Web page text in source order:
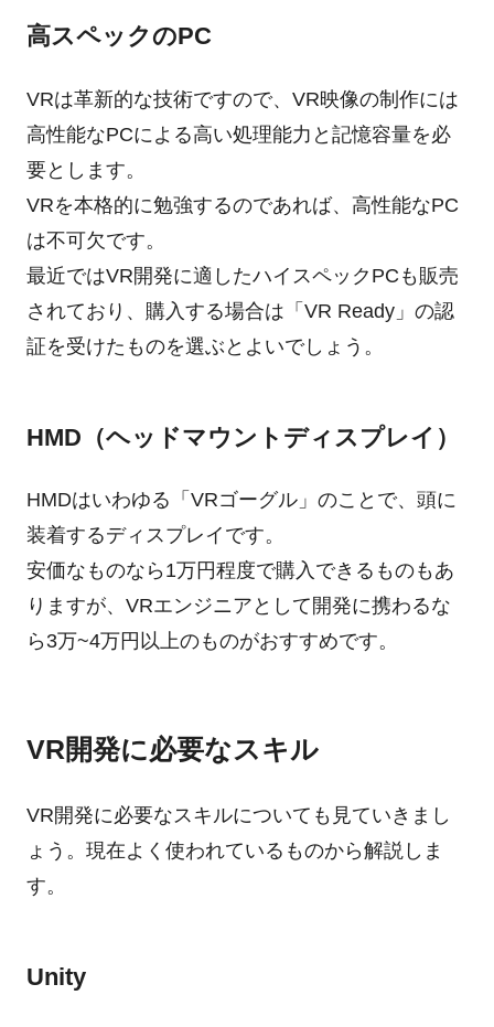
高スペックのPC
VRは革新的な技術ですので、VR映像の制作には
高性能なPCによる高い処理能力と記憶容量を必
要とします。
VRを本格的に勉強するのであれば、高性能なPC
は不可欠です。
最近ではVR開発に適したハイスペックPCも販売
されており、購入する場合は「VR Ready」の認
証を受けたものを選ぶとよいでしょう。
HMD（ヘッドマウントディスプレイ）
HMDはいわゆる「VRゴーグル」のことで、頭に
装着するディスプレイです。
安価なものなら1万円程度で購入できるものもあ
りますが、VRエンジニアとして開発に携わるな
ら3万~4万円以上のものがおすすめです。
VR開発に必要なスキル
VR開発に必要なスキルについても見ていきまし
ょう。現在よく使われているものから解説しま
す。
Unity